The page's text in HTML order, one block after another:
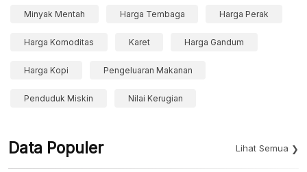
Minyak Mentah Harga Tembaga Harga Perak
Harga Komoditas Karet Harga Gandum
Harga Kopi Pengeluaran Makanan
Penduduk Miskin Nilai Kerugian
Data Populer Lihat Semua